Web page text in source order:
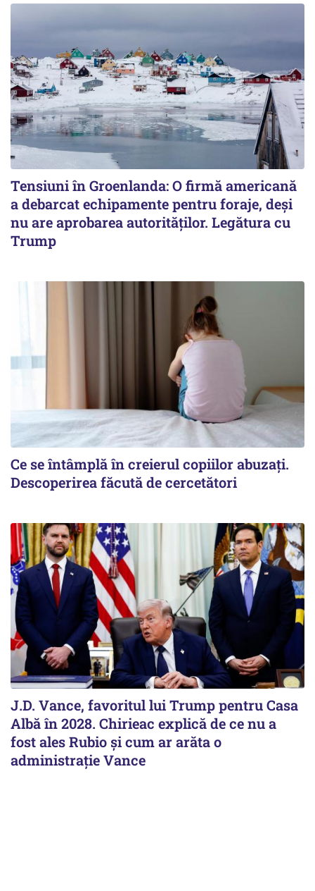
Tensiuni în Groenlanda: O firmă americană
a debarcat echipamente pentru foraje, deși
nu are aprobarea autorităților. Legătura cu
Trump
Ce se întâmplă în creierul copiilor abuzați.
Descoperirea făcută de cercetători
J.D. Vance, favoritul lui Trump pentru Casa
Albă în 2028. Chirieac explică de ce nu a
fost ales Rubio și cum ar arăta o
administrație Vance